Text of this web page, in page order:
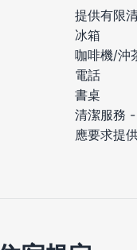
提供有限
冰箱
咖啡機/沖
電話
書桌
清潔服務
應要求提